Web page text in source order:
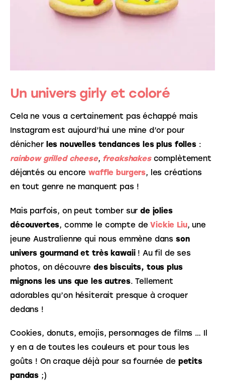
Un univers girly et coloré
Cela ne vous a certainement pas échappé mais
Instagram est aujourd’hui une mine d’or pour
dénicher les nouvelles tendances les plus folles :
rainbow grilled cheese, freakshakes complètement
déjantés ou encore waffle burgers, les créations
en tout genre ne manquent pas !
Mais parfois, on peut tomber sur de jolies
découvertes, comme le compte de Vickie Liu, une
jeune Australienne qui nous emmène dans son
univers gourmand et très kawaii ! Au fil de ses
photos, on découvre des biscuits, tous plus
mignons les uns que les autres. Tellement
adorables qu’on hésiterait presque à croquer
dedans !
Cookies, donuts, emojis, personnages de films … Il
y en a de toutes les couleurs et pour tous les
goûts ! On craque déjà pour sa fournée de petits
pandas ;)